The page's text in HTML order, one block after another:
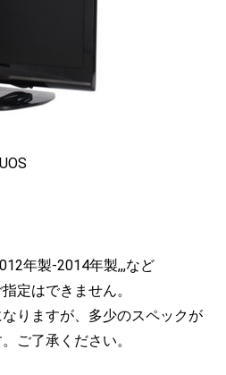
年製-2014年製,,,など
定はできません。
りますが、多少のスペックが
ご了承ください。